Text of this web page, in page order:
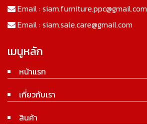
Email : siam.furniture.ppc@gmail.com
Email : siam.sale.care@gmail.com
เมนูหลัก
หน้าแรก
เกี่ยวกับเรา
สินค้า